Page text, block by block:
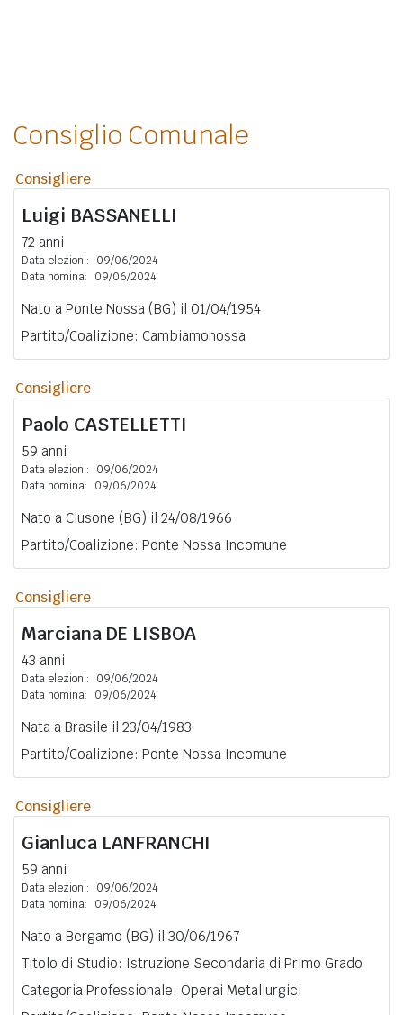
Consiglio Comunale
Consigliere
Luigi BASSANELLI
72 anni
Data elezioni:
09/06/2024
Data nomina:
09/06/2024
Nato a Ponte Nossa (BG) il 01/04/1954
Partito/Coalizione: Cambiamonossa
Consigliere
Paolo CASTELLETTI
59 anni
Data elezioni:
09/06/2024
Data nomina:
09/06/2024
Nato a Clusone (BG) il 24/08/1966
Partito/Coalizione: Ponte Nossa Incomune
Consigliere
Marciana DE LISBOA
43 anni
Data elezioni:
09/06/2024
Data nomina:
09/06/2024
Nata a Brasile il 23/04/1983
Partito/Coalizione: Ponte Nossa Incomune
Consigliere
Gianluca LANFRANCHI
59 anni
Data elezioni:
09/06/2024
Data nomina:
09/06/2024
Nato a Bergamo (BG) il 30/06/1967
Titolo di Studio: Istruzione Secondaria di Primo Grado
Categoria Professionale: Operai Metallurgici